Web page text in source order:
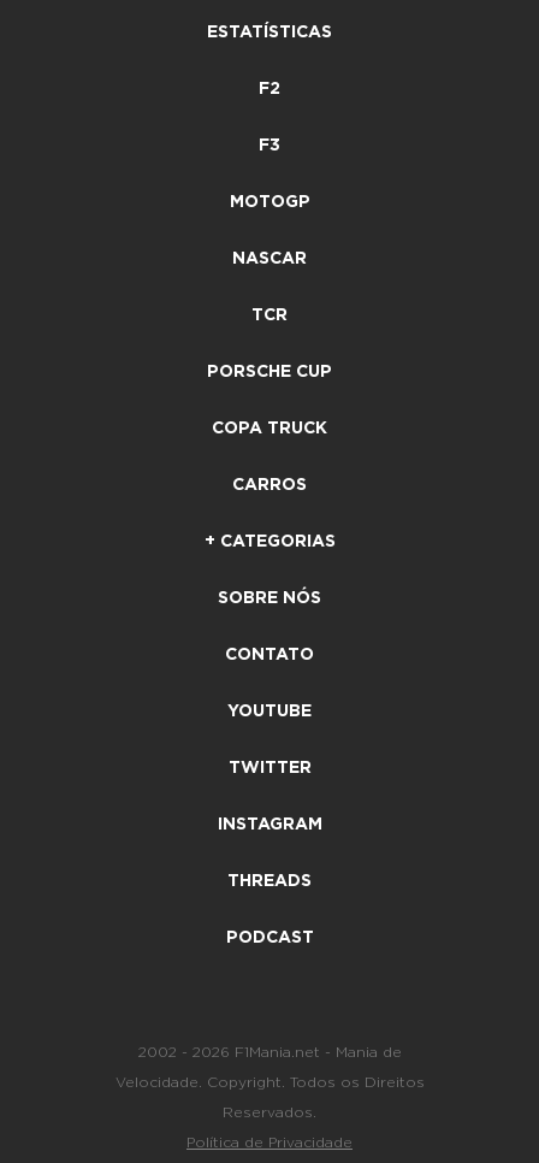
ESTATÍSTICAS
F2
F3
MOTOGP
NASCAR
TCR
PORSCHE CUP
COPA TRUCK
CARROS
+ CATEGORIAS
SOBRE NÓS
CONTATO
YOUTUBE
TWITTER
INSTAGRAM
THREADS
PODCAST
2002 - 2026 F1Mania.net - Mania de
Velocidade. Copyright. Todos os Direitos
Reservados.
Política de Privacidade